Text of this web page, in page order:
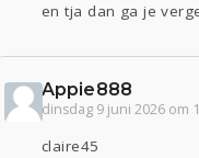
en tja dan ga je
Appie888
dinsdag 9 juni 2026 om
claire45